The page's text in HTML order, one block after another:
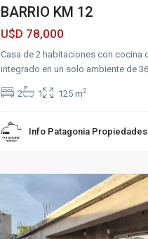
BARRIO KM 12
U$D 78,000
Casa de 2 habitaciones con cocina
integrado en un solo ambiente de
2 1 125 m2
Info Patagonia Propiedades